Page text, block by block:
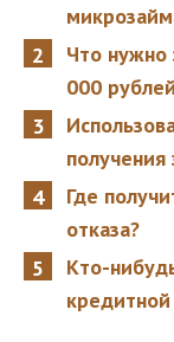
Что нужно
000 рублей
получения
Где
отказа?
Кто-